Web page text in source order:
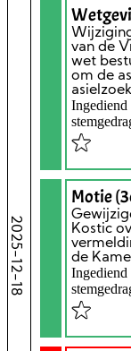
2025-12-18
van de
wet
om de
Ingediend
Motie
Kostic
de
Ingediend